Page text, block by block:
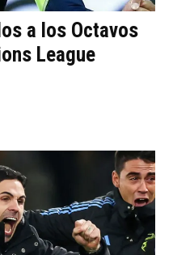
a los Octavos
League